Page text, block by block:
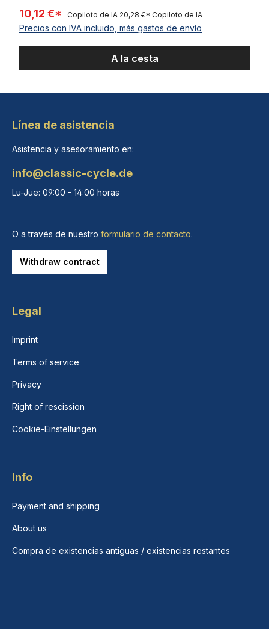
10,12 €* Copiloto de IA 20,28 €* Copiloto de IA
Precios con IVA incluido, más gastos de envío
A la cesta
Línea de asistencia
Asistencia y asesoramiento en:
info@classic-cycle.de
Lu-Jue: 09:00 - 14:00 horas
O a través de nuestro formulario de contacto.
Withdraw contract
Legal
Imprint
Terms of service
Privacy
Right of rescission
Cookie-Einstellungen
Info
Payment and shipping
About us
Compra de existencias antiguas / existencias restantes